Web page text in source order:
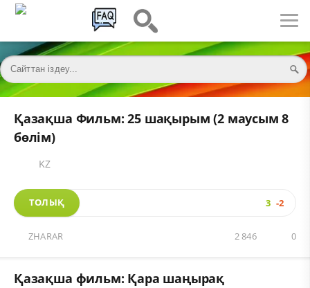
Қазақша Фильм: 25 шақырым (2 маусым 8
бөлім)
KZ
ТОЛЫҚ 3 -2
ZHARAR 0
2 846
Қазақша фильм: Қара шаңырақ